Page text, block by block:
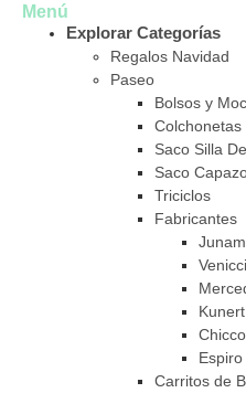
Menú
Explorar Categorías
Regalos Navidad
Paseo
Bolsos y
Colchonetas
Saco Silla
Saco
Triciclos
Fabricantes
Venicci
Kunert
Chicco
Espiro
Carritos de